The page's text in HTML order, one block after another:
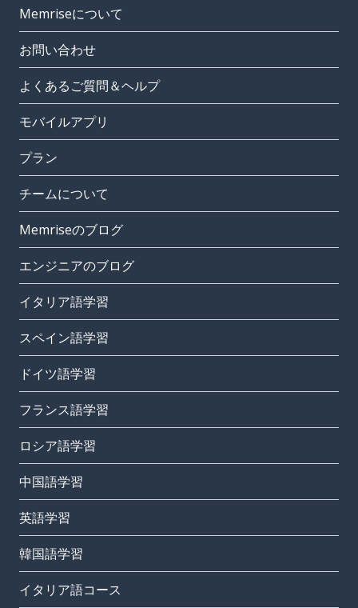
Memriseについて
お問い合わせ
よくあるご質問＆ヘルプ
モバイルアプリ
プラン
チームについて
Memriseのブログ
エンジニアのブログ
イタリア語学習
スペイン語学習
ドイツ語学習
フランス語学習
ロシア語学習
中国語学習
英語学習
韓国語学習
イタリア語コース